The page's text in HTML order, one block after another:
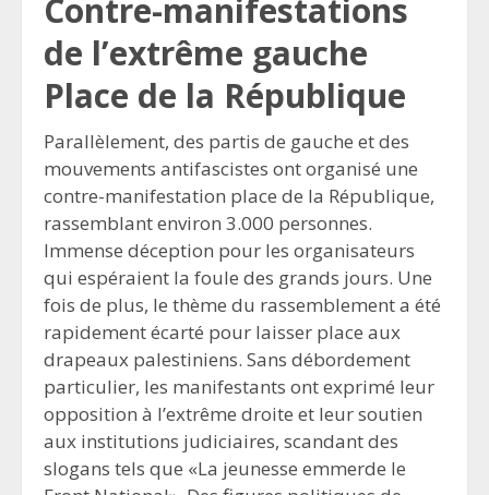
Contre-manifestations
de l’extrême gauche
Place de la République
Parallèlement, des partis de gauche et des
mouvements antifascistes ont organisé une
contre-manifestation place de la République,
rassemblant environ 3.000 personnes.
Immense déception pour les organisateurs
qui espéraient la foule des grands jours. Une
fois de plus, le thème du rassemblement a été
rapidement écarté pour laisser place aux
drapeaux palestiniens. Sans débordement
particulier, les manifestants ont exprimé leur
opposition à l’extrême droite et leur soutien
aux institutions judiciaires, scandant des
slogans tels que «La jeunesse emmerde le